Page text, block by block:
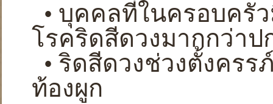
• บุคคลที่ในครอบครั
โรคริดสีดวงมากกว่าป
• ริดสีดวงช่วงตั้งคร
ท้องผูก